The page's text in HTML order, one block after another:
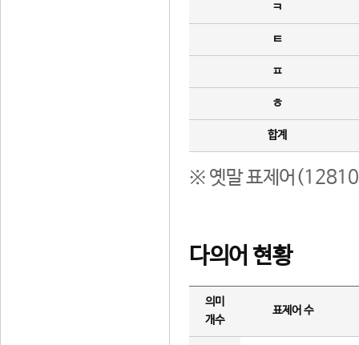
ㅋ
ㅌ
ㅍ
ㅎ
합계
※ 옛말 표제어(12810
다의어 현황
의미
개수
표제어 수